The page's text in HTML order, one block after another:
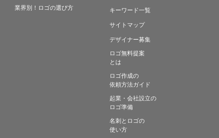
業界別！ロゴの選び方
キーワード一覧
サイトマップ
デザイナー募集
ロゴ無料提案
とは
ロゴ作成の
依頼方法ガイド
起業・会社設立の
ロゴ準備
名刺とロゴの
使い方